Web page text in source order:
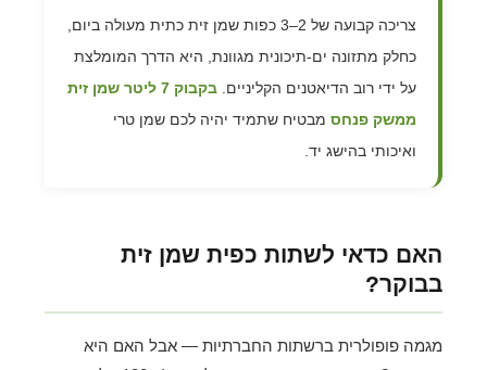
צריכה קבועה של 2–3 כפות שמן זית כתית מעולה ביום,
כחלק מתזונה ים-תיכונית מגוונת, היא הדרך המומלצת
על ידי רוב הדיאטנים הקליניים.
בקבוק 7 ליטר שמן זית
ממשק פנחסמבטיח שתמיד יהיה לכם שמן טרי
ואיכותי בהישג יד.
האם כדאי לשתות כפית שמן זית
בבוקר?
מגמה פופולרית ברשתות החברתיות — אבל האם היא